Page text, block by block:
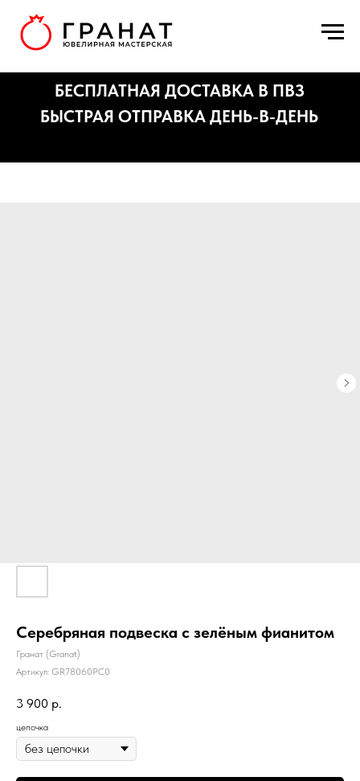
БЫСТРАЯ ОТПРАВКА ДЕНЬ-В-ДЕНЬ
Серебряная подвеска с зелёным фианитом
Гранат (Granat)
Артикул: GR78060PC0
3 900 р.
цепочка